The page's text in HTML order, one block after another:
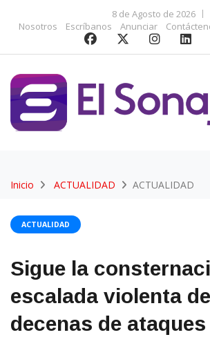
8 de Agosto de 2026
Nosotros
Escríbanos Anunciar
Inicio ACTUALIDAD ACTUALIDAD
ACTUALIDAD
Sigue la
escalada violenta
decenas de ataques